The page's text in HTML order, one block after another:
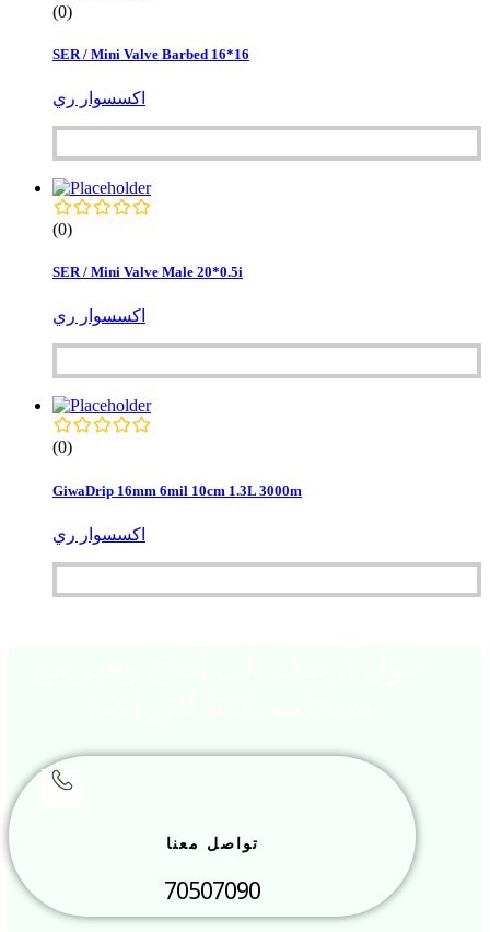
(0)
SER / Mini Valve Barbed 16*16
اكسسوار ري
(0)
SER / Mini Valve Male 20*0.5i
اكسسوار ري
(0)
GiwaDrip 16mm 6mil 10cm 1.3L 3000m
اكسسوار ري
تواصل معنا
70507090